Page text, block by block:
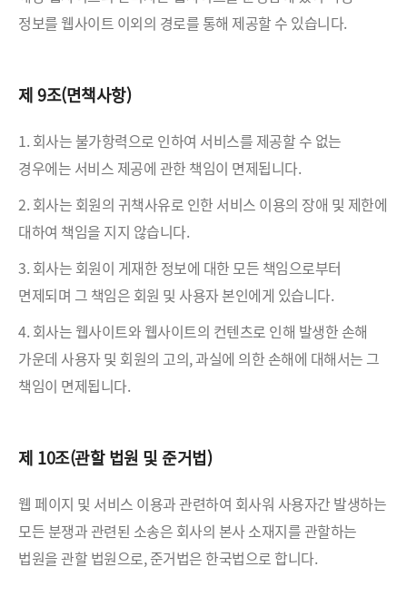
정보를 웹사이트 이외의 경로를 통해 제공할 수 있습니다.
제 9조(면책사항)
1. 회사는 불가항력으로 인하여 서비스를 제공할 수 없는
경우에는 서비스 제공에 관한 책임이 면제됩니다.
2. 회사는 회원의 귀책사유로 인한 서비스 이용의 장애 및 제한에
대하여 책임을 지지 않습니다.
3. 회사는 회원이 게재한 정보에 대한 모든 책임으로부터
면제되며 그 책임은 회원 및 사용자 본인에게 있습니다.
4. 회사는 웹사이트와 웹사이트의 컨텐츠로 인해 발생한 손해
가운데 사용자 및 회원의 고의, 과실에 의한 손해에 대해서는 그
책임이 면제됩니다.
제 10조(관할 법원 및 준거법)
웹 페이지 및 서비스 이용과 관련하여 회사워 사용자간 발생하는
모든 분쟁과 관련된 소송은 회사의 본사 소재지를관할하는
법원을 관할 법원으로, 준거법은 한국법으로 합니다.